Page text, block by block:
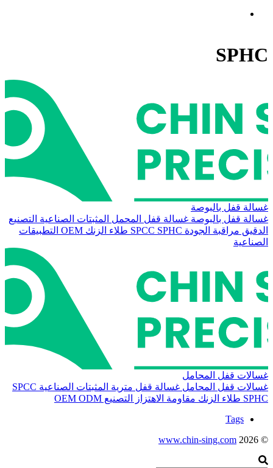
SPHC
غسالة قفل بالبوصة
غسالة قفل بالبوصة غسالة قفل المحمل المثبتات الصناعية التصنيع
الدقيق مراقبة الجودة SPCC SPHC طلاء الزنك OEM التطبيقات
الصناعية
غسالات قفل المحامل
غسالات قفل المحامل غسالة قفل مترية المثبتات الصناعية SPCC
SPHC طلاء الزنك مقاومة الاهتزاز التصنيع OEM ODM
Tags
© 2026
www.chin-sing.com